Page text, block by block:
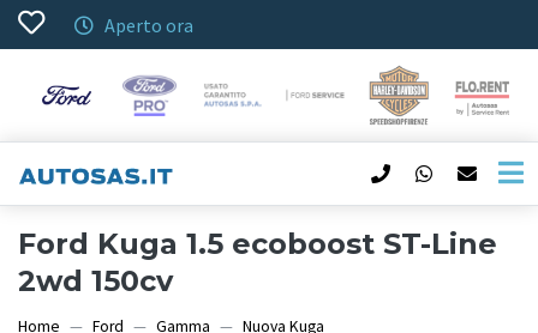
Aperto ora
Ford Kuga 1.5 ecoboost ST-Line
2wd 150cv
Home Ford Gamma
Nuova Kuga